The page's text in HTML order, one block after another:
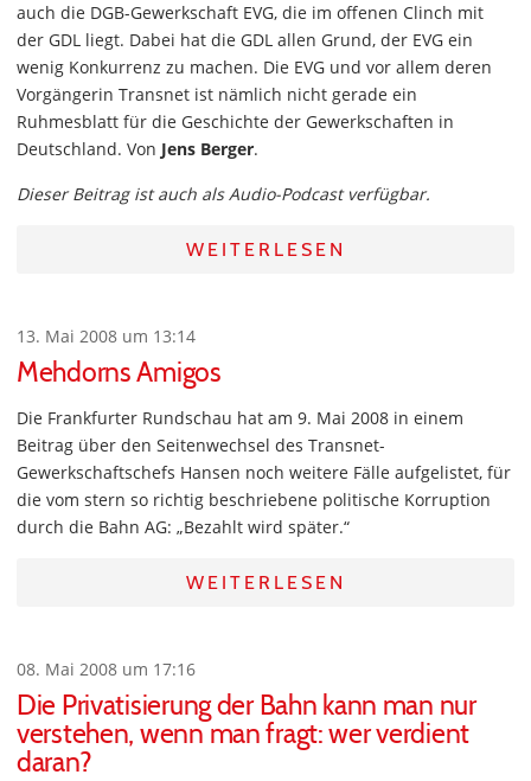
auch die DGB-Gewerkschaft EVG, die im offenen Clinch mit
der GDL liegt. Dabei hat die GDL allen Grund, der EVG ein
wenig Konkurrenz zu machen. Die EVG und vor allem deren
Vorgängerin Transnet ist nämlich nicht gerade ein
Ruhmesblatt für die Geschichte der Gewerkschaften in
Deutschland. Von Jens Berger.
Dieser Beitrag ist auch als Audio-Podcast verfügbar.
WEITERLESEN
13. Mai 2008 um 13:14
Mehdorns Amigos
Die Frankfurter Rundschau hat am 9. Mai 2008 in einem
Beitrag über den Seitenwechsel des Transnet-
Gewerkschaftschefs Hansen noch weitere Fälle aufgelistet, für
die vom stern so richtig beschriebene politische Korruption
durch die Bahn AG: „Bezahlt wird später.“
WEITERLESEN
08. Mai 2008 um 17:16
Die Privatisierung der Bahn kann man nur
verstehen, wenn man fragt: wer verdient
daran?